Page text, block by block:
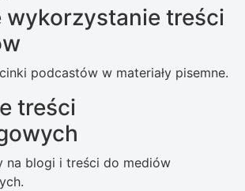
wykorzystanie treści
podcastów w materiały pisemne.
treści
na blogi i treści do mediów